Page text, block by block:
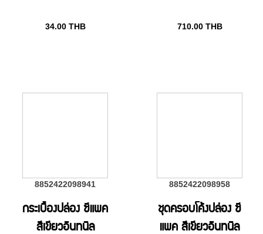
34.00 THB 710.00 THB
8852422098941
กระเบื้องปล่อง ซีแพค
สีเขียวอินทนิล
8852422098958
ชุดครอบโค้งปล่อง ซี
แพค สีเขียวอินทนิล